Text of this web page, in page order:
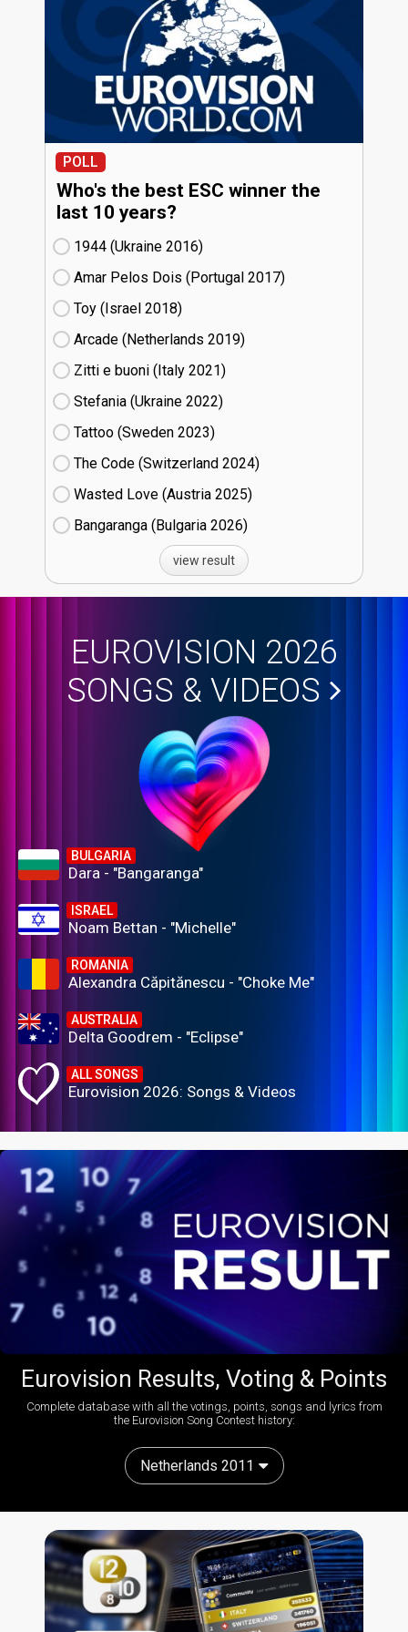
POLL
Who's the best ESC winner the
last 10 years?
1944 (Ukraine
16)
Amar Pelos Dois (Portugal
17)
Toy (Israel
18)
Arcade (Netherlands
19)
Zitti e buoni​ (Italy
21)
Stefania (Ukraine
22)
Tattoo (Sweden
23)
The Code (Switzerland
24)
Wasted Love (Austria
25)
Bangaranga (Bulgaria
26)
view result
EUROVISION 2026
SONGS & VIDEOS
BULGARIA
Dara - "Bangaranga"
ISRAEL
Noam Bettan - "Michelle"
ROMANIA
Alexandra Căpitănescu - "Choke Me"
AUSTRALIA
Delta Goodrem - "Eclipse"
ALL SONGS
Eurovision 2026: Songs & Videos
Eurovision Results, Voting & Points
Complete database with all the votings, points, songs and lyrics from
the Eurovision Song Contest history:
Netherlands 2011